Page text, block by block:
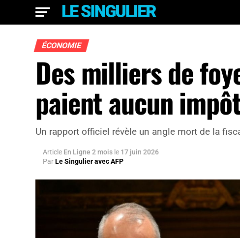
ÉCONOMIE
Des milliers de
paient aucun
Un rapport officiel révèle un angle mort de la
Article En Ligne 2 mois le 17 juin 2026
ParLe Singulier avec AFP